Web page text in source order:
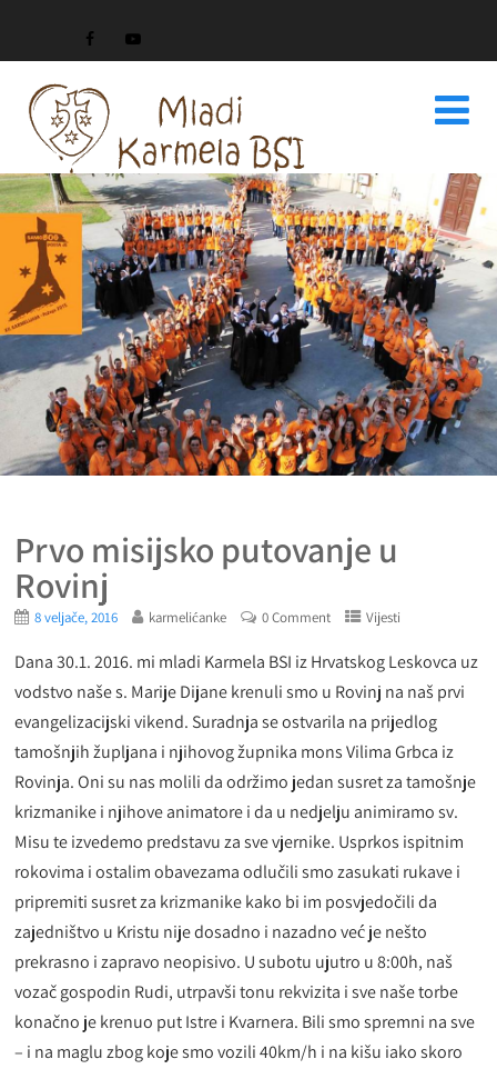
Prvo misijsko putovanje u
Rovinj
8 veljače, 2016 karmelićanke 0 Comment Vijesti
Dana 30.1. 2016. mi mladi Karmela BSI iz Hrvatskog Leskovca uz
vodstvo naše s. Marije Dijane krenuli smo u Rovinj na naš prvi
evangelizacijski vikend. Suradnja se ostvarila na prijedlog
tamošnjih župljana i njihovog župnika mons Vilima Grbca iz
Rovinja. Oni su nas molili da održimo jedan susret za tamošnje
krizmanike i njihove animatore i da u nedjelju animiramo sv.
Misu te izvedemo predstavu za sve vjernike. Usprkos ispitnim
rokovima i ostalim obavezama odlučili smo zasukati rukave i
pripremiti susret za krizmanike kako bi im posvjedočili da
zajedništvo u Kristu nije dosadno i nazadno već je nešto
prekrasno i zapravo neopisivo. U subotu ujutro u 8:00h, naš
vozač gospodin Rudi, utrpavši tonu rekvizita i sve naše torbe
konačno je krenuo put Istre i Kvarnera. Bili smo spremni na sve
– i na maglu zbog koje smo vozili 40km/h i na kišu iako skoro